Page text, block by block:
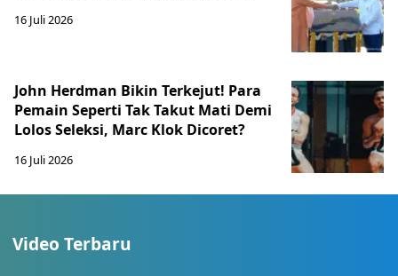
16 Juli 2026
John Herdman Bikin Terkejut! Para
Pemain Seperti Tak Takut Mati Demi
Lolos Seleksi, Marc Klok Dicoret?
16 Juli 2026
Video Terbaru